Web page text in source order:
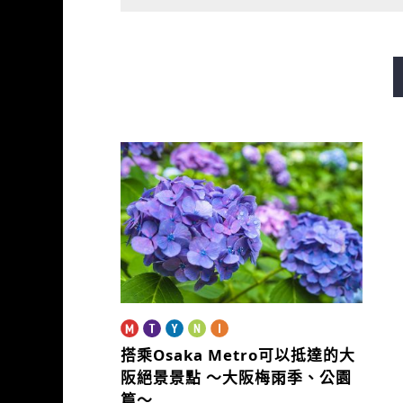
搭乘Osaka Metro可以抵達的大
阪絕景景點 ～大阪梅雨季、公園